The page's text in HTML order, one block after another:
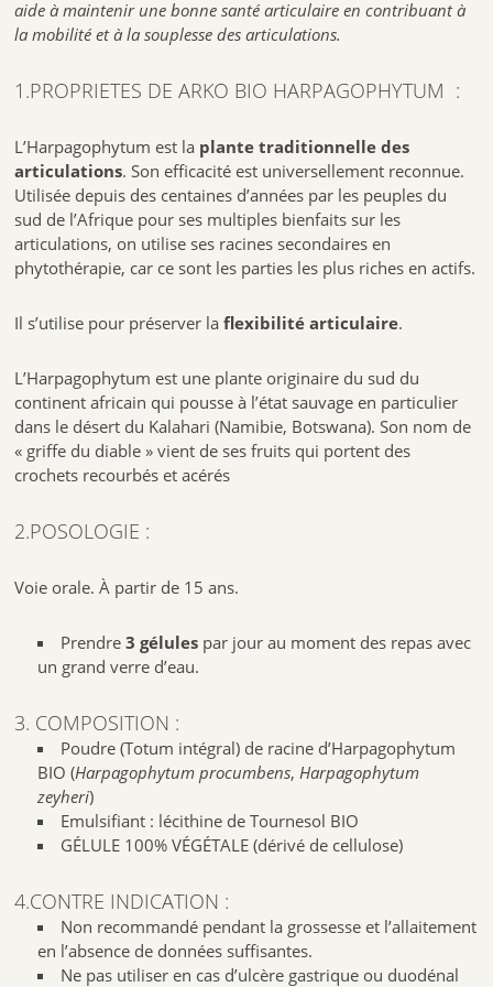
Un complément alimentaire ne doit pas se substituer à une
alimentation variée et équilibrée et à un mode de vie sain.
Emballage majoritairement recyclable; Analyse complète des qualités
et caractéristiques environnementales de l’emballage en cours de
finalisation
Enfin les formules BIO sont développées à partir d’ingrédients d’origine
naturelle, sans utilisation de produits chimiques de synthèse
se présente sous la forme DE45 | 150 | ECO Pack
aide à maintenir une bonne santé articulaire en contribuant à
la mobilité et à la souplesse des articulations.
1.PROPRIETES DE ARKO BIO HARPAGOPHYTUM :
L’Harpagophytum est la plante traditionnelle des
articulations. Son efficacité est universellement reconnue.
Utilisée depuis des centaines d’années par les peuples du
sud de l’Afrique pour ses multiples bienfaits sur les
articulations, on utilise ses racines secondaires en
phytothérapie, car ce sont les parties les plus riches en actifs.
Il s’utilise pour préserver laflexibilité articulaire.
L’Harpagophytum est une plante originaire du sud du
continent africain qui pousse à l’état sauvage en particulier
dans le désert du Kalahari (Namibie, Botswana). Son nom de
« griffe du diable » vient de ses fruits qui portent des
crochets recourbés et acérés
2.POSOLOGIE :
Voie orale. À partir de 15 ans.
Prendre3 gélules par jour au moment des repas avec
un grand verre d’eau.
3. COMPOSITION :
Poudre (Totum intégral) de racine d’Harpagophytum
BIO (Harpagophytum procumbens,Harpagophytum
zeyheri)
Emulsifiant : lécithine de Tournesol BIO
GÉLULE 100% VÉGÉTALE (dérivé de cellulose)
4.CONTRE INDICATION :
Non recommandé pendant la grossesse et l’allaitement
en l’absence de données suffisantes.
Ne pas utiliser en cas d’ulcère gastrique ou duodénal